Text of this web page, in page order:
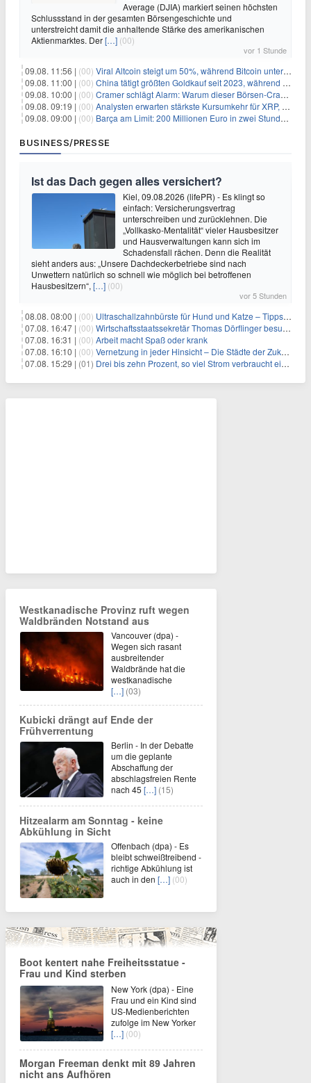
Average (DJIA) markiert seinen höchsten
Schlussstand in der gesamten Börsengeschichte und
unterstreicht damit die anhaltende Stärke des amerikanischen
Aktienmarktes. Der[…] (00)
vor 1 Stunde
09.08. 11:56 | (00) Viral Altcoin steigt um 50%, während Bitcoin unter $65.000 fällt
09.08. 11:00 | (00) China tätigt größten Goldkauf seit 2023, während Goldpreis um 8% steigt
09.08. 10:00 | (00) Cramer schlägt Alarm: Warum dieser Börsen-Crash die beste Einstiegschance seit Monaten ist
09.08. 09:19 | (00) Analysten erwarten stärkste Kursumkehr für XRP, während Polymarket skeptisch bleibt
09.08. 09:00 | (00) Barça am Limit: 200 Millionen Euro in zwei Stunden – warum dieser Schuldentrip hochgefährlich wird
BUSINESS/PRESSE
Ist das Dach gegen alles versichert?
Kiel, 09.08.2026 (lifePR) - Es klingt so
einfach: Versicherungsvertrag
unterschreiben und zurücklehnen. Die
„Vollkasko-Mentalität“ vieler Hausbesitzer
und Hausverwaltungen kann sich im
Schadensfall rächen. Denn die Realität
sieht anders aus: „Unsere Dachdeckerbetriebe sind nach
Unwettern natürlich so schnell wie möglich bei betroffenen
Hausbesitzern“, […] (00)
vor 5 Stunden
08.08. 08:00 | (00) Ultraschallzahnbürste für Hund und Katze – Tipps zur erfolgreichen Eingewöhnung
07.08. 16:47 | (00) Wirtschaftsstaatssekretär Thomas Dörflinger besucht Handwerksbetrieb im Kammerbezirk Freiburg
07.08. 16:31 | (00) Arbeit macht Spaß oder krank
07.08. 16:10 | (00) Vernetzung in jeder Hinsicht – Die Städte der Zukunft sind grün-blau
07.08. 15:29 | (01) Drei bis zehn Prozent, so viel Strom verbraucht ein Aufzug im Gebäude
Westkanadische Provinz ruft wegen
Waldbränden Notstand aus
Vancouver (dpa) -
Wegen sich rasant
ausbreitender
Waldbrände hat die
westkanadische
[…] (03)
Kubicki drängt auf Ende der
Frühverrentung
Berlin - In der Debatte
um die geplante
Abschaffung der
abschlagsfreien Rente
nach 45 […] (15)
Hitzealarm am Sonntag - keine
Abkühlung in Sicht
Offenbach (dpa) - Es
bleibt schweißtreibend -
richtige Abkühlung ist
auch in den […] (00)
Boot kentert nahe Freiheitsstatue -
Frau und Kind sterben
New York (dpa) - Eine
Frau und ein Kind sind
US-Medienberichten
zufolge im New Yorker
[…] (00)
Morgan Freeman denkt mit 89 Jahren
nicht ans Aufhören